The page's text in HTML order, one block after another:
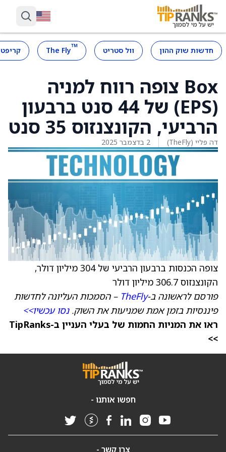
חדשות שוק ההון וול סטריט ™
The Fly
Box צופה רווח למניה
(EPS) של 44 סנט ברבעון
הרביעי, הקונצנזוס 35 סנט
דה פליי (TheFly) 2 בדצמבר 2025
צופה הכנסות ברבעון הרביעי של 304 מיליון דולר,
הקונצנזוס 306.7 מיליון דולר
פורסם לראשונה ב-TheFly – הסמכות העליונה לחדשות
פיננסיות בזמן אמת שמניעות את השוק.נסו עכשיו>>
ראו את המניות החמות של בעלי העניין ב-TipRanks
>>
חפשו אותנו -
צרו קשר -